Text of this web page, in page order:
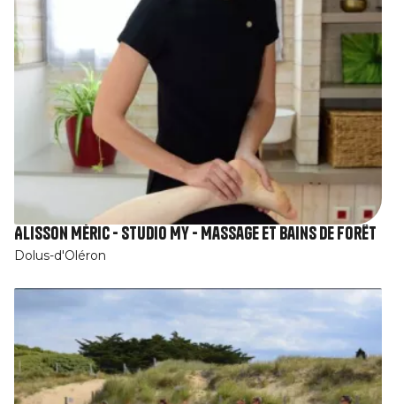
Alisson Méric - Studio My - Massage et Bains de forêt
Dolus-d'Oléron